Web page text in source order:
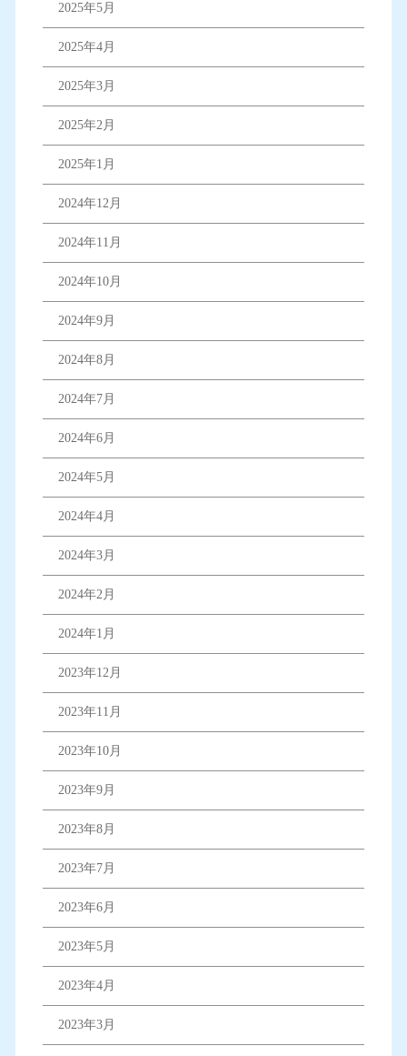
2025年5月
2025年4月
2025年3月
2025年2月
2025年1月
2024年12月
2024年11月
2024年10月
2024年9月
2024年8月
2024年7月
2024年6月
2024年5月
2024年4月
2024年3月
2024年2月
2024年1月
2023年12月
2023年11月
2023年10月
2023年9月
2023年8月
2023年7月
2023年6月
2023年5月
2023年4月
2023年3月